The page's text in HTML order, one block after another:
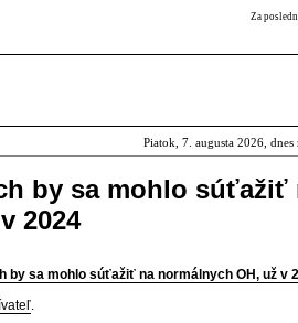
Za
Piatok, 7. augusta 2026, dnes
by sa mohlo súťažiť
2024
by sa mohlo súťažiť na normálnych OH, už v
.